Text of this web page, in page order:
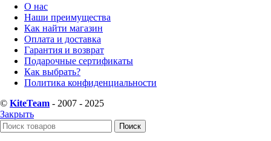
О нас
Наши преимущества
Как найти магазин
Оплата и доставка
Гарантия и возврат
Подарочные сертификаты
Как выбрать?
Политика конфиденциальности
© KiteTeam - 2007 - 2025
Закрыть
Поиск